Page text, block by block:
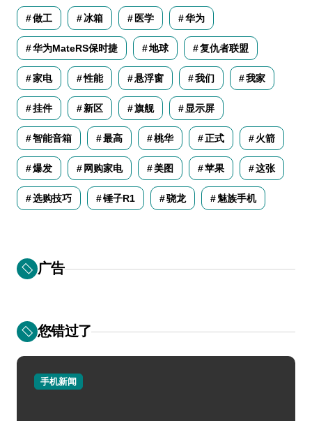
做工 冰箱 医学 华为
华为MateRS保时捷 地球 复仇者联盟
家电 性能 悬浮窗 我们 我家
挂件 新区 旗舰 显示屏
智能音箱 最高 桃华 正式 火箭
爆发 网购家电 美图 苹果 这张
选购技巧 锤子R1 骁龙 魅族手机
广告
您错过了
手机新闻